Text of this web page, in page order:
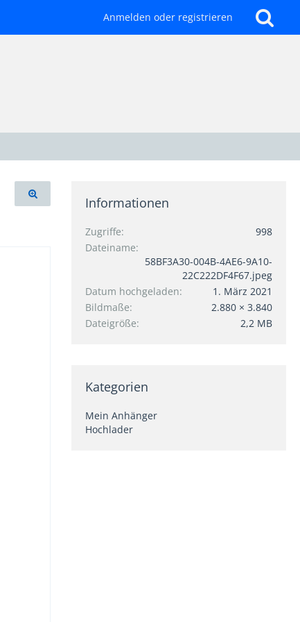
Anmelden oder registrieren
Informationen
Zugriffe
998
Dateiname
58BF3A30-004B-4AE6-9A10-
22C222DF4F67.jpeg
Datum hochgeladen
1. März 2021
Bildmaße
2.880 × 3.840
Dateigröße
2,2 MB
Kategorien
Mein Anhänger
Hochlader